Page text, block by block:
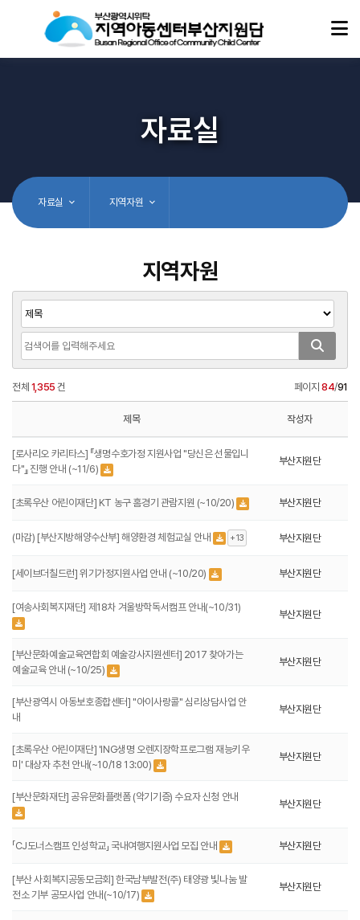
자료실
자료실 지역자원
지역자원
전체 1,355 건 페이지 84/91
제목 작성자
[로사리오 카리타스] 『생명수호가정 지원사업 "당신은 선물입니
다"』 진행 안내 (~11/6)
부산지원단
[초록우산 어린이재단] KT 농구 홈경기 관람지원 (~10/20) 부산지원단
(마감) [부산지방해양수산부] 해양환경 체험교실 안내 +13 부산지원단
[세이브더칠드런] 위기가정지원사업 안내 (~10/20) 부산지원단
[여송사회복지재단] 제18차 겨울방학독서캠프 안내(~10/31)
부산지원단
[부산문화예술교육연합회 예술강사지원센터] 2017 찾아가는
예술교육 안내 (~10/25)
부산지원단
[부산광역시 아동보호종합센터] "아이사랑콜" 심리상담사업 안
내
부산지원단
[초록우산 어린이재단] 'ING생명 오렌지장학프로그램 재능키우
미' 대상자 추천 안내(~10/18 13:00)
부산지원단
[부산문화재단] 공유문화플랫폼 (악기기증) 수요자 신청 안내
부산지원단
「CJ도너스캠프 인성학교」 국내여행지원사업 모집 안내 부산지원단
[부산 사회복지공동모금회] 한국남부발전(주) 태양광 빛나눔 발
전소 기부 공모사업 안내(~10/17)
부산지원단